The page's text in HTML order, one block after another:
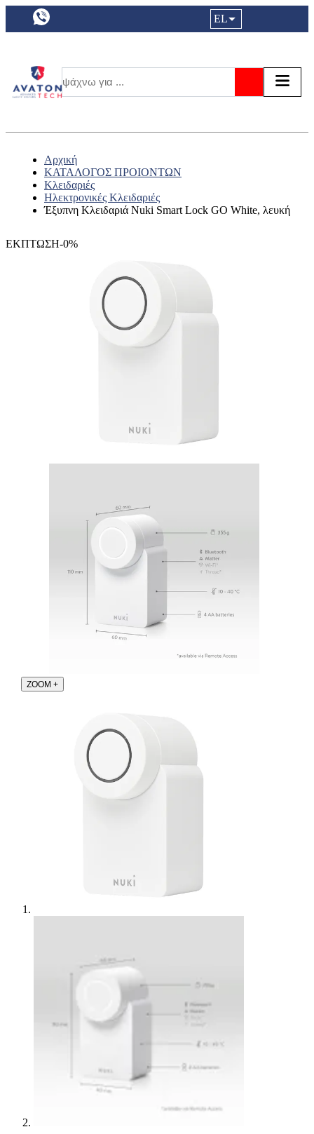
a11y.languageSelection:
EL
Αρχική
ΚΑΤΑΛΟΓΟΣ ΠΡΟΙΟΝΤΩΝ
Κλειδαριές
Ηλεκτρονικές Κλειδαριές
Έξυπνη Κλειδαριά Nuki Smart Lock GO White, λευκή
ΕΚΠΤΩΣΗ-0%
ZOOM +